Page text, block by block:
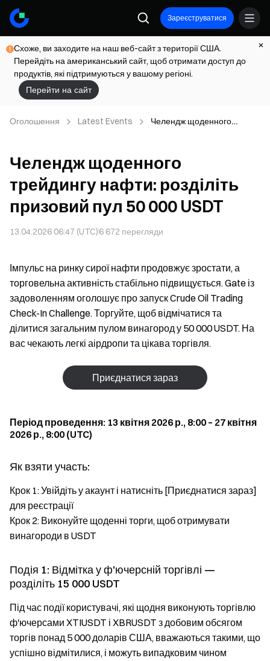
Зареєструватися
Схоже, ви заходите на наш веб-сайт з території США.
Перейдіть на американський сайт, щоб отримати доступ до
продуктів, які підтримуються у вашому регіоні.
Перейти на сайт
Оголошення Latest Events
Челендж щоденного
Челендж щоденного
трейдингу нафти: розділіть
призовий пул 50 000 USDT
13.04.2026 06:47 (UTC)6 672 перегляди
Імпульс на ринку сирої нафти продовжує зростати, а
торговельна активність стабільно підвищується. Gate із
задоволенням оголошує про запуск Crude Oil Trading
Check-In Challenge. Торгуйте, щоб відмічатися та
ділитися загальним пулом винагород у 50 000 USDT. На
вас чекають легкі аірдропи та цікава торгівля.
Приєднатися зараз
Період проведення: 13 квітня 2026 р., 8:00 – 27 квітня
2026 р., 8:00 (UTC)
Як взяти участь:
Крок 1: Увійдіть у акаунт і натисніть [Приєднатися зараз]
для реєстрації
Крок 2: Виконуйте щоденні торги, щоб отримувати
винагороди в USDT
Подія 1: Відмітка у ф'ючерсній торгівлі —
розділіть 15 000 USDT
Під час події користувачі, які щодня виконують торгівлю
ф'ючерсами XTIUSDT і XBRUSDT з добовим обсягом
торгів понад 5 000 доларів США, вважаються такими, що
успішно відмітилися, і можуть випадковим чином